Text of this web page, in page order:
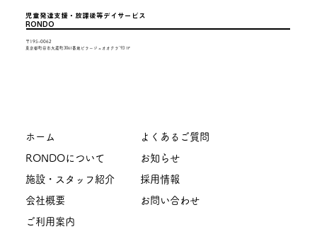
児童発達支援・放課後等デイサービス
RONDO
〒195-0062
東京都町田市大蔵町3061番地ビラージュオオクラ'93 1F
ホーム
RONDOについて
施設・スタッフ紹介
会社概要
ご利用案内
よくあるご質問
お知らせ
採用情報
お問い合わせ